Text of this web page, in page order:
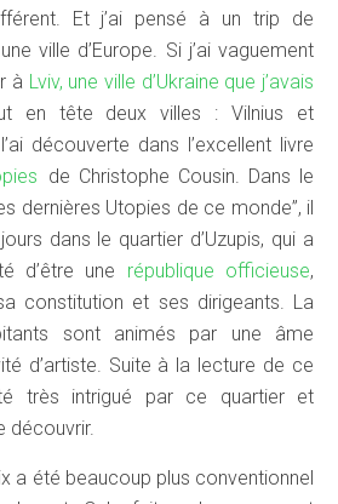
Et j’ai pensé à un trip de
ville d’Europe. Si j’ai vaguement
à Lviv, une ville d’Ukraine que j’avais
en tête deux villes : Vilnius et
découverte dans l’excellent livre
de Christophe Cousin. Dans le
dernières Utopies de ce monde”, il
dans le quartier d’Uzupis, qui a
d’être une république officieuse,
constitution et ses dirigeants. La
sont animés par une âme
d’artiste. Suite à la lecture de ce
très intrigué par ce quartier et
découvrir.
a été beaucoup plus conventionnel